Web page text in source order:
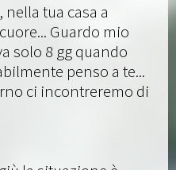
tua casa a
Guardo mio
solo 8 gg quando
penso a te...
ci incontreremo di